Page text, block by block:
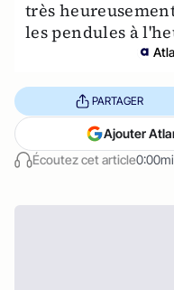
très
les pendules à
Écoutez cet article
PARTAGER
Ajouter